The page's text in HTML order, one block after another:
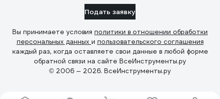
Подать заявку
Вы принимаете условия политики в отношении обработки
персональных данных и пользовательского соглашения
каждый раз, когда оставляете свои данные в любой форме
обратной связи на сайте ВсеИнструменты.ру
© 2006 — 2026. ВсеИнструменты.ру